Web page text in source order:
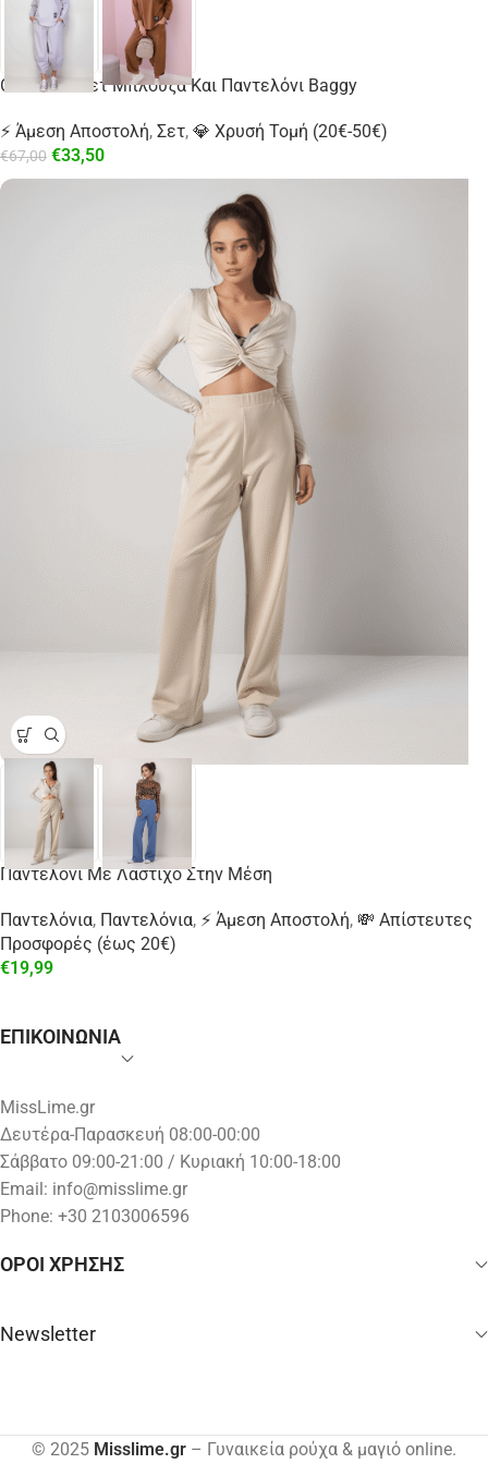
Oversized Σετ Μπλούζα Και Παντελόνι Βaggy
⚡ Άμεση Αποστολή, Σετ, 💎 Χρυσή Τομή (20€-50€)
€67,00 €33,50
Παντελόνι Με Λάστιχο Στην Μέση
Παντελόνια, Παντελόνια, ⚡ Άμεση Αποστολή, 💸 Απίστευτες
Προσφορές (έως 20€)
€19,99
ΕΠΙΚΟΙΝΩΝΙΑ
MissLime.gr
Δευτέρα-Παρασκευή 08:00-00:00
Σάββατο 09:00-21:00 / Κυριακή 10:00-18:00
Email: info@misslime.gr
Phone: +30 2103006596
ΟΡΟΙ ΧΡΗΣΗΣ
Newsletter
© 2025 Misslime.gr – Γυναικεία ρούχα & μαγιό online.